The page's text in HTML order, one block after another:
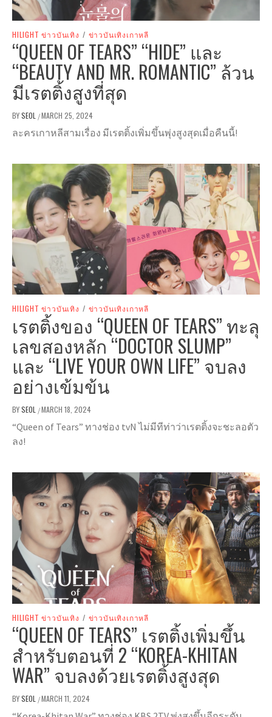
HILIGHT ข่าวบันเทิง / ข่าวบันเทิงเกาหลี
“QUEEN OF TEARS” “HIDE” และ
“BEAUTY AND MR. ROMANTIC” ล้วน
มีเรตติ้งสูงที่สุด
BYSEOL /MARCH 25, 2024
ละครเกาหลีสามเรื่อง มีเรตติ้งเพิ่มขึ้นพุ่งสูงสุดเมื่อคืนนี้!
HILIGHT ข่าวบันเทิง / ข่าวบันเทิงเกาหลี
เรตติ้งของ “QUEEN OF TEARS” ทะลุ
เลขสองหลัก “DOCTOR SLUMP”
และ “LIVE YOUR OWN LIFE” จบลง
อย่างเข้มข้น
BYSEOL /MARCH 18, 2024
“Queen of Tears” ทางช่อง tvN ไม่มีทีท่าว่าเรตติ้งจะชะลอตัว
ลง!
HILIGHT ข่าวบันเทิง / ข่าวบันเทิงเกาหลี
“QUEEN OF TEARS” เรตติ้งเพิ่มขึ้น
สำหรับตอนที่ 2 “KOREA-KHITAN
WAR” จบลงด้วยเรตติ้งสูงสุด
BYSEOL /MARCH 11, 2024